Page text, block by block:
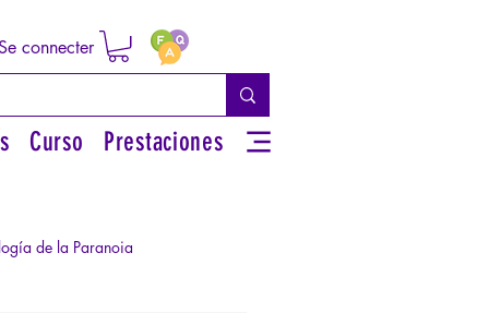
connecter
Curso Prestaciones
de la Paranoia